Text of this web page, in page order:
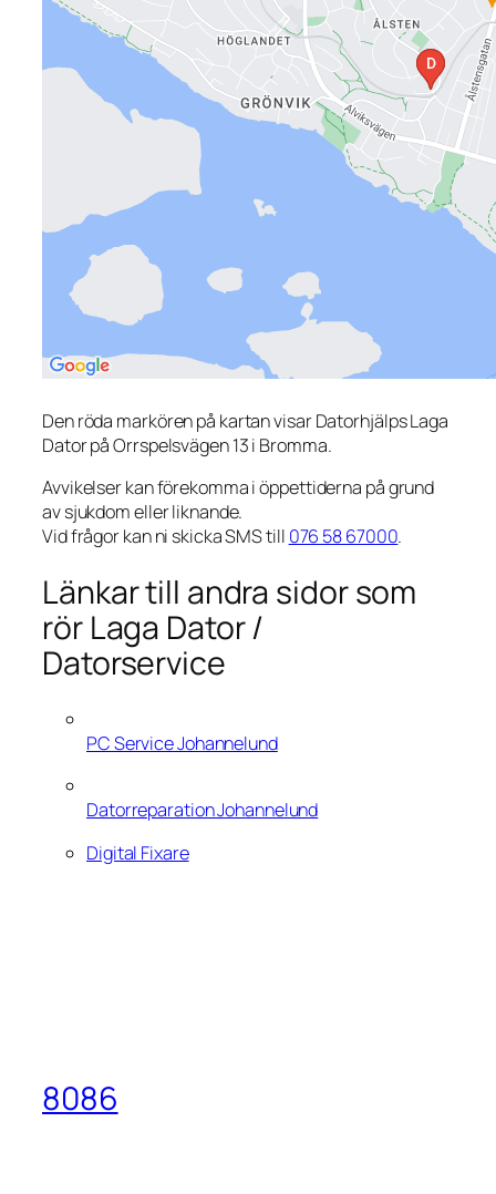
Den röda markören på kartan visar Datorhjälps Laga
Dator på Orrspelsvägen 13 i Bromma.
Avvikelser kan förekomma i öppettiderna på grund
av sjukdom eller liknande.
Vid frågor kan ni skicka SMS till 076 58 67000.
Länkar till andra sidor som
rör Laga Dator /
Datorservice
PC Service Johannelund
Datorreparation Johannelund
Digital Fixare
8086